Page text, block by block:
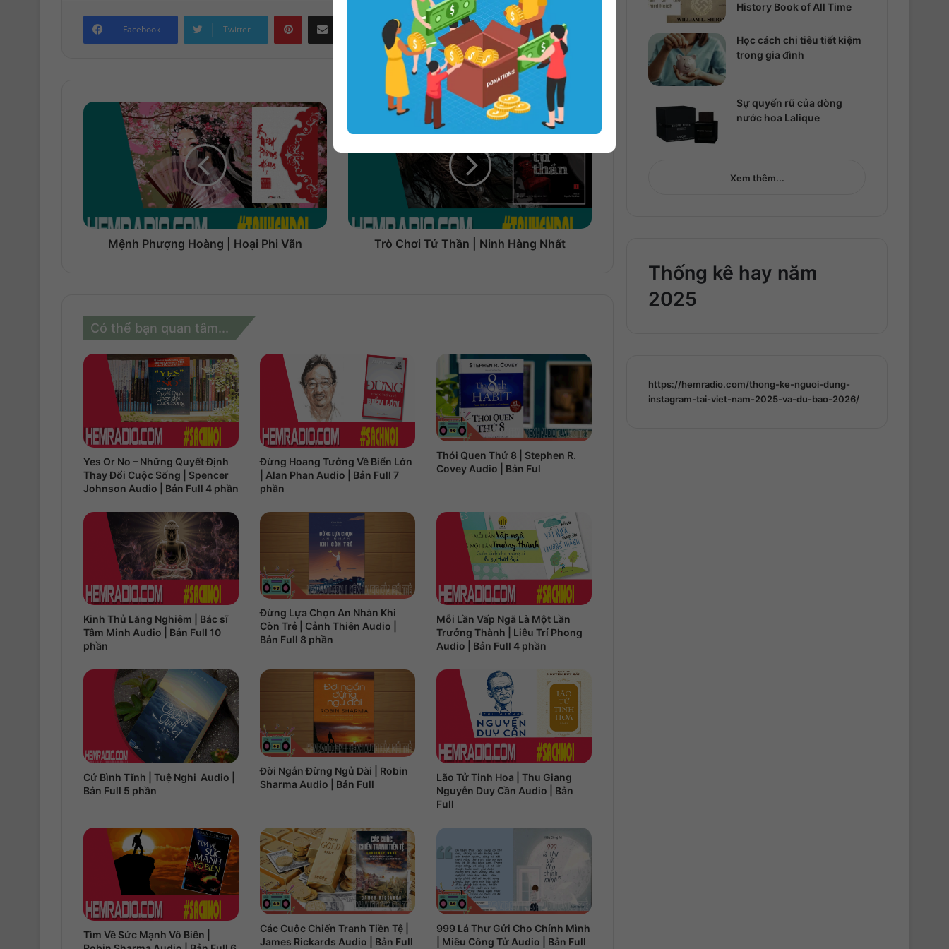
Facebook Twitter
Mệnh Phượng Hoàng | Hoại Phi Vãn Trò Chơi Tử Thần | Ninh Hàng Nhất
Có thể bạn quan tâm...
Yes Or No – Những Quyết Định
Thay Đổi Cuộc Sống | Spencer
Johnson Audio | Bản Full 4 phần
Đừng Hoang Tưởng Về Biển Lớn
| Alan Phan Audio | Bản Full 7
phần
Thói Quen Thứ 8 | Stephen R.
Covey Audio | Bản Ful
Kinh Thủ Lăng Nghiêm | Bác sĩ
Tâm Minh Audio | Bản Full 10
phần
Đừng Lựa Chọn An Nhàn Khi
Còn Trẻ | Cảnh Thiên Audio |
Bản Full 8 phần
Mỗi Lần Vấp Ngã Là Một Lần
Trưởng Thành | Liêu Trí Phong
Audio | Bản Full 4 phần
Cứ Bình Tĩnh | Tuệ Nghi Audio |
Bản Full 5 phần
Đời Ngắn Đừng Ngủ Dài | Robin
Sharma Audio | Bản Full
Lão Tử Tinh Hoa | Thu Giang
Nguyễn Duy Cần Audio | Bản
Full
Tìm Về Sức Mạnh Vô Biên |
Các Cuộc Chiến Tranh Tiền Tệ |
James Rickards Audio | Bản Full
999 Lá Thư Gửi Cho Chính Mình
| Miêu Công Tử Audio | Bản Full
History Book of All Time
Học cách chi tiêu tiết kiệm
trong gia đình
Sự quyến rũ của dòng
nước hoa Lalique
Xem thêm...
Thống kê hay năm
2025
https://hemradio.com/thong-ke-nguoi-dung-
instagram-tai-viet-nam-2025-va-du-bao-2026/